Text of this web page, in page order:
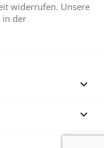
widerrufen. Unsere
in der

